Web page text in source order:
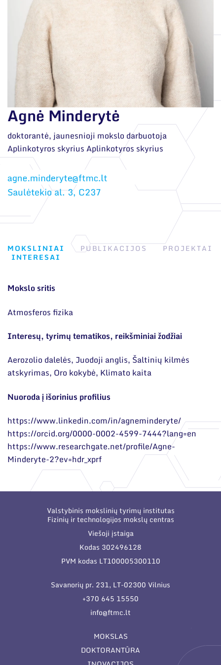
organizacijose bei asociacijose
Agnė Minderytė
doktorantė, jaunesnioji mokslo darbuotoja
Aplinkotyros skyrius Aplinkotyros skyrius
Saulėtekio al. 3, C237
MOKSLINIAI
INTERESAI
PUBLIKACIJOS PROJEKTAI
Mokslo sritis
Atmosferos fizika
Interesų, tyrimų tematikos, reikšminiai žodžiai
Aerozolio dalelės, Juodoji anglis, Šaltinių kilmės
atskyrimas, Oro kokybė, Klimato kaita
Nuoroda į išorinius profilius
https://www.linkedin.com/in/agneminderyte/
https://orcid.org/0000-0002-4599-7444?lang=en
https://www.researchgate.net/profile/Agne-
Minderyte-2?ev=hdr_xprf
Valstybinis mokslinių tyrimų institutas
Fizinių ir technologijos mokslų centras
Viešoji įstaiga
Kodas 302496128
PVM kodas LT100005300110
Savanorių pr. 231, LT-02300 Vilnius
+370 645 15550
info@ftmc.lt
MOKSLAS
DOKTORANTŪRA